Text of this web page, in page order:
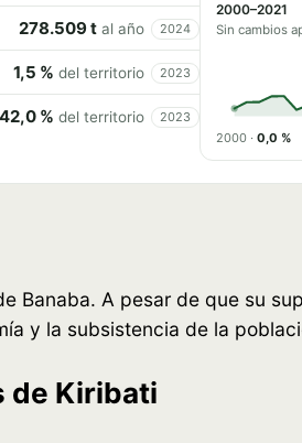
278.509 t al año 2024
1,5 % del territorio 2023
42,0 % del territorio 2023
2000–2021
Sin cambios
2000 · 0,0 %
Banaba. A pesar de que su
y la subsistencia de la
de Kiribati